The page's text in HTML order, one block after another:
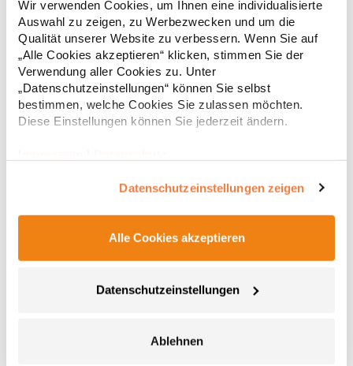
Wir verwenden Cookies, um Ihnen eine individualisierte
Auswahl zu zeigen, zu Werbezwecken und um die
Qualität unserer Website zu verbessern. Wenn Sie auf
„Alle Cookies akzeptieren“ klicken, stimmen Sie der
Verwendung aller Cookies zu. Unter
„Datenschutzeinstellungen“ können Sie selbst
bestimmen, welche Cookies Sie zulassen möchten.
Diese Einstellungen können Sie jederzeit ändern.
Datenschutzeinstellungen zeigen
Alle Cookies akzeptieren
Datenschutzeinstellungen
Ablehnen
(White: 115 g/m²) Materialzusammensetzung: 65% Polyester /
35% BaumwolleAngaben zur Produktsicherheit: Herst.-Nr.:
PR300Hersteller: Premier Clothing Ltd President Kennedylaan
19 Office 3.39 2517JK Gravenhage Niederlande E-Mail:
info@premierworkwear.com
ab 17,69 € *
* Preise inkl. gesetzlicher Mwst. + Versandkosten *
PW212 Premier Workwear Piloten Hemd kurzarm
Integrierte Stifttasche an linker Brusttasche Easy-Care-